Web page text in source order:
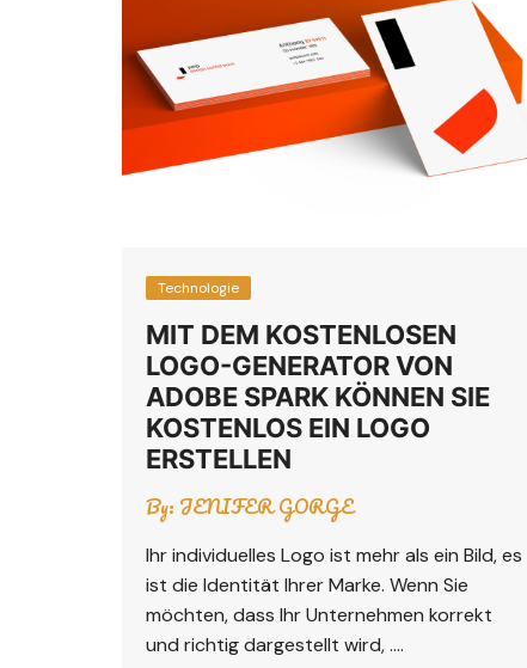
Technologie
MIT DEM KOSTENLOSEN
LOGO-GENERATOR VON
ADOBE SPARK KÖNNEN SIE
KOSTENLOS EIN LOGO
ERSTELLEN
By: JENIFER GORGE
Ihr individuelles Logo ist mehr als ein Bild, es
ist die Identität Ihrer Marke. Wenn Sie
möchten, dass Ihr Unternehmen korrekt
und richtig dargestellt wird, ….